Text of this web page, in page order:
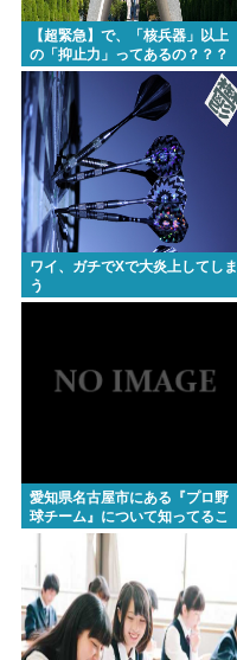
【超緊急】で、「核兵器」以上
の「抑止力」ってあるの？？？
www
ワイ、ガチでXで大炎上してしま
う
愛知県名古屋市にある『プロ野
球チーム』について知ってるこ
と